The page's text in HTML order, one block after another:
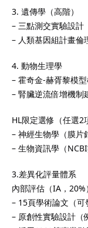
術寫作與時間管理技
學生可針對個人弱
答題技巧與考試策
在數學、經濟、物
科目提供深入指導
讀頂尖大學的機
服務，是實現IB高
生在香港中學文憑
3. 遺傳學（高階）
– 三點測交實驗設計
– 人類基因組計畫倫
4. 動物生理學
– 霍奇金-赫胥黎模
– 腎臟逆流倍增機制
HL限定選修（任選2
– 神經生物學（膜片
– 生物資訊學（NCBI
3.差異化評量體系
內部評估（IA，20%）
– 15頁學術論文（可
– 原創性實驗設計（